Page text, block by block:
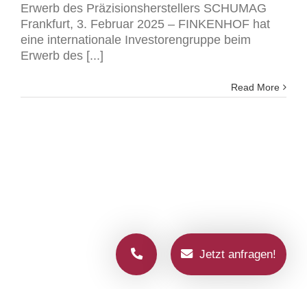
Erwerb des Präzisionsherstellers SCHUMAG
Frankfurt, 3. Februar 2025 – FINKENHOF hat
eine internationale Investorengruppe beim
Erwerb des [...]
Read More
Jetzt anfragen!